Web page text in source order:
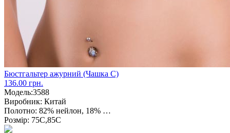
Бюстгальтер ажурний (Чашка С)
136.00 грн.
Модель:3588
Виробник: Китай
Полотно: 82% нейлон, 18% …
Розмір: 75С,85С